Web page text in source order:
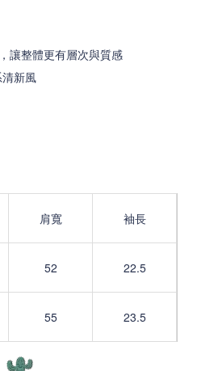
讓整體更有層次與質感
新風
肩寬 袖長
52 22.5
55 23.5